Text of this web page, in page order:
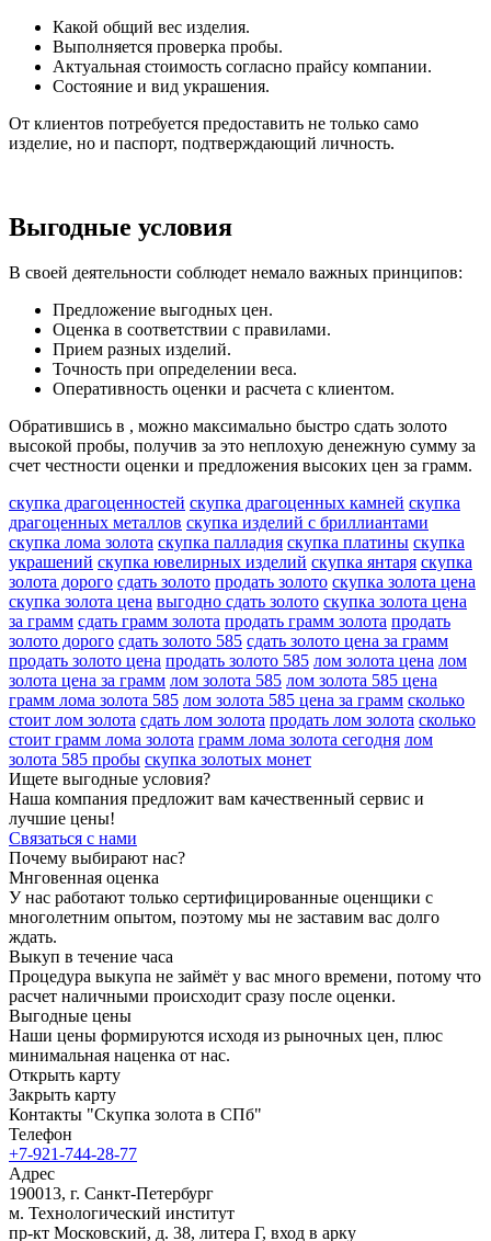
Какой общий вес изделия.
Выполняется проверка пробы.
Актуальная стоимость согласно прайсу компании.
Состояние и вид украшения.
От клиентов потребуется предоставить не только само
изделие, но и паспорт, подтверждающий личность.
Выгодные условия
В своей деятельности соблюдет немало важных принципов:
Предложение выгодных цен.
Оценка в соответствии с правилами.
Прием разных изделий.
Точность при определении веса.
Оперативность оценки и расчета с клиентом.
Обратившись в , можно максимально быстро сдать золото
высокой пробы, получив за это неплохую денежную сумму за
счет честности оценки и предложения высоких цен за грамм.
скупка драгоценностей скупка драгоценных камней скупка
драгоценных металлов скупка изделий с бриллиантами
скупка лома золота скупка палладия скупка платины скупка
украшений скупка ювелирных изделий скупка янтаря скупка
золота дорого сдать золото продать золото скупка золота цена
скупка золота цена выгодно сдать золото скупка золота цена
за грамм сдать грамм золота продать грамм золота продать
золото дорого сдать золото 585 сдать золото цена за грамм
продать золото цена продать золото 585 лом золота цена лом
золота цена за грамм лом золота 585 лом золота 585 цена
грамм лома золота 585 лом золота 585 цена за грамм сколько
стоит лом золота сдать лом золота продать лом золота сколько
стоит грамм лома золота грамм лома золота сегодня лом
золота 585 пробы скупка золотых монет
Ищете выгодные условия?
Наша компания предложит вам качественный сервис и
лучшие цены!
Связаться с нами
Почему выбирают нас?
Мнговенная оценка
У нас работают только сертифицированные оценщики с
многолетним опытом, поэтому мы не заставим вас долго
ждать.
Выкуп в течение часа
Процедура выкупа не займёт у вас много времени, потому что
расчет наличными происходит сразу после оценки.
Выгодные цены
Наши цены формируются исходя из рыночных цен, плюс
минимальная наценка от нас.
Открыть карту
Закрыть карту
Контакты "Скупка золота в СПб"
Телефон
+7-921-744-28-77
Адрес
190013, г. Санкт-Петербург
м. Технологический институт
пр-кт Московский, д. 38, литера Г, вход в арку